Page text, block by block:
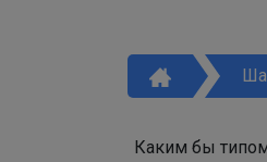
Каким бы